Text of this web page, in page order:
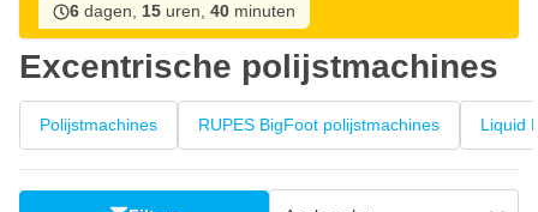
6 dagen, 15 uren, 40 minuten
Excentrische polijstmachines
Polijstmachines RUPES BigFoot polijstmachines Liquid